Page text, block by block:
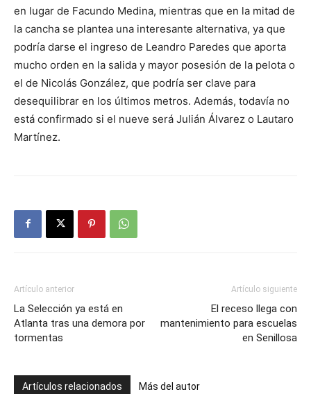
en lugar de Facundo Medina, mientras que en la mitad de
la cancha se plantea una interesante alternativa, ya que
podría darse el ingreso de Leandro Paredes que aporta
mucho orden en la salida y mayor posesión de la pelota o
el de Nicolás González, que podría ser clave para
desequilibrar en los últimos metros. Además, todavía no
está confirmado si el nueve será Julián Álvarez o Lautaro
Martínez.
Artículo anterior
La Selección ya está en
Atlanta tras una demora por
tormentas
Artículo siguiente
El receso llega con
mantenimiento para escuelas
en Senillosa
Artículos relacionados Más del autor